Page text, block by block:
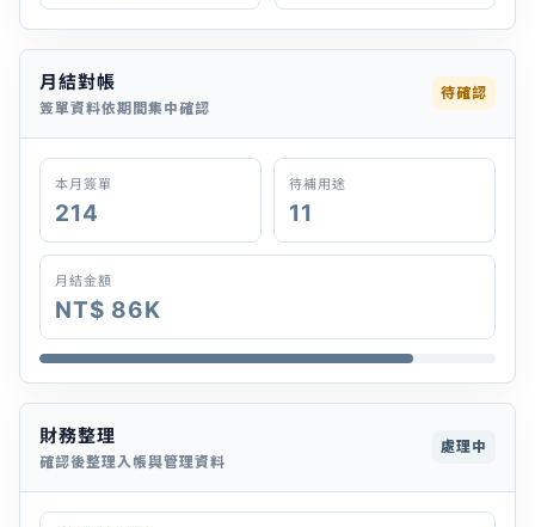
月結對帳
簽單資料依期間集中確認
待確認
本月簽單
214
待補用途
11
月結金額
NT$ 86K
財務整理
確認後整理入帳與管理資料
處理中